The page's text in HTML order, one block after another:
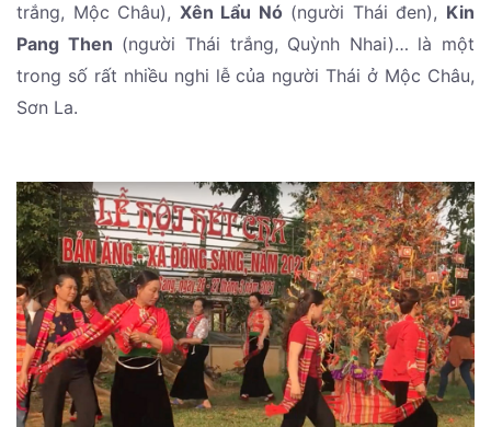
trắng, Mộc Châu), Xên Lẩu Nó(người Thái đen), Kin
Pang Then (người Thái trắng, Quỳnh Nhai)… là một
trong số rất nhiều nghi lễ của người Thái ở Mộc Châu,
Sơn La.